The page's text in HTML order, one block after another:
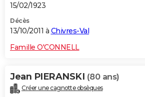
15/02/1923
Décès
13/10/2011 à Chivres-Val
Famille O'CONNELL
Jean PIERANSKI (80 ans)
Créer une cagnotte obsèques